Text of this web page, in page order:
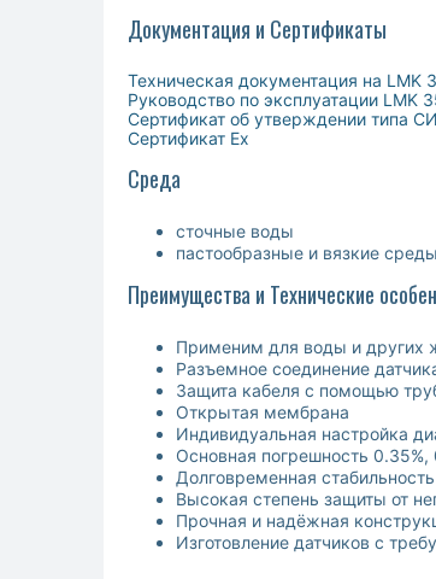
Документация и Сертификаты
Техническая документация на LMK
Руководство по эксплуатации LMK
Сертификат об утверждении типа
Сертификат Ex
Среда
сточные воды
пастообразные и вязкие среды
Преимущества и Технические
Применим для воды и других
Разъемное соединение
Защита кабеля с помощью
Открытая мембрана
Индивидуальная настройка
Основная погрешность
Долговременная
Высокая степень защиты от
Прочная и надёжная
Изготовление датчиков с